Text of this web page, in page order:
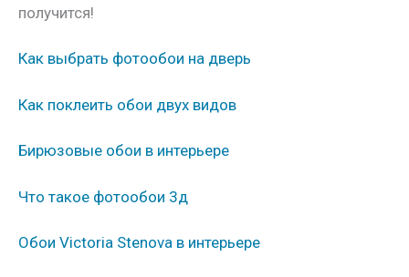
получится!
Как выбрать фотообои на дверь
Как поклеить обои двух видов
Бирюзовые обои в интерьере
Что такое фотообои 3д
Обои Victoria Stenova в интерьере